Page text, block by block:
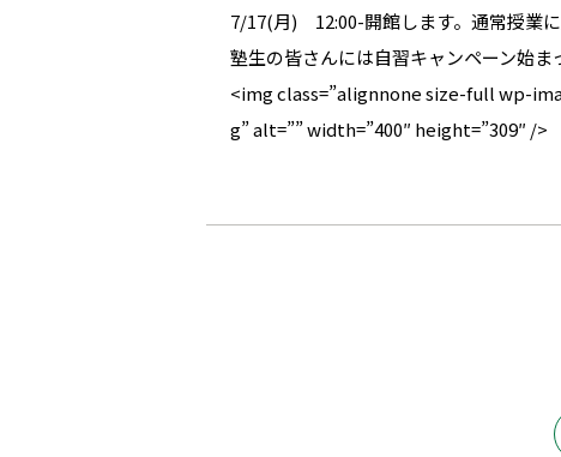
7/17(月) 12:00-開館します。通常授業に
塾生の皆さんには自習キャンペーン始ま
<img class=”alignnone size-full wp-
g” alt=”” width=”400″ height=”309″ />